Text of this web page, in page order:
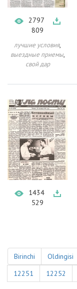
2797
809
лучшие условия,
выездные приемы,
свой дар
1434
529
Birinchi Oldingisi
12251
12252